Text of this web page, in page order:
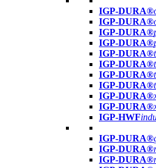
IGP-DURA®
IGP-DURA®
IGP-DURA®
IGP-DURA®
IGP-DURA®
IGP-DURA®
IGP-DURA®
IGP-DURA®
IGP-DURA®
IGP-DURA®
IGP-HWF
IGP-DURA®
IGP-DURA®
IGP-DURA®